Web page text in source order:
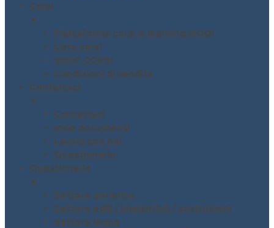
Corsi
▼
Piattaforma corsi e-learning MODI
Lista corsi
SHOP CORSI
Condizioni di vendita
Contattaci
▼
Contattaci
Invio documenti
Lavora con noi
Questionario
Questionario
▼
Settore generico
Settore edili / impiantisti / costruzioni
Settore legno